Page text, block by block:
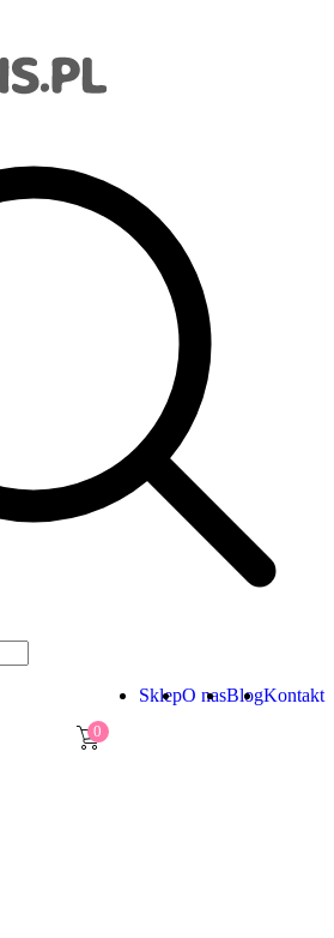
SklepO nasBlogKontakt
0